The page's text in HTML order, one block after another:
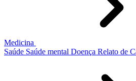
Medicina
Saúde Saúde mental Doença Relato de